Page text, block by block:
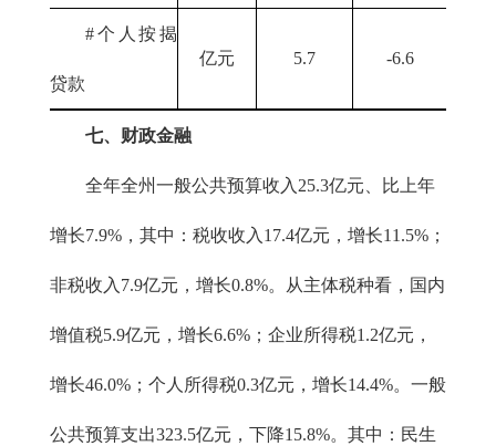
#个人按揭
贷款
亿元 5.7 -6.6
七、财政金融
全年全州一般公共预算收入25.3亿元、比上年
增长7.9%，其中：税收收入17.4亿元，增长11.5%；
非税收入7.9亿元，增长0.8%。从主体税种看，国内
增值税5.9亿元，增长6.6%；企业所得税1.2亿元，
增长46.0%；个人所得税0.3亿元，增长14.4%。一般
公共预算支出323.5亿元，下降15.8%。其中：民生